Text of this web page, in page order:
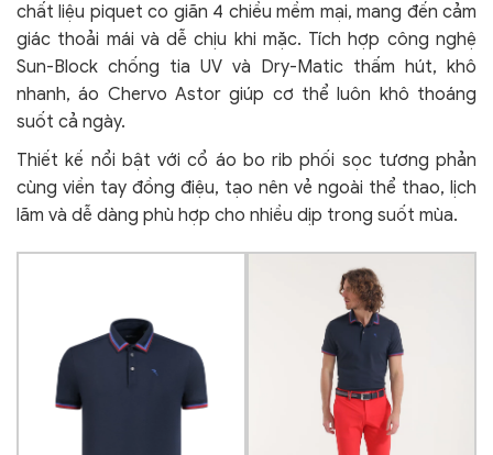
chất liệu piquet co giãn 4 chiều mềm mại, mang đến cảm
giác thoải mái và dễ chịu khi mặc. Tích hợp công nghệ
Sun-Block chống tia UV và Dry-Matic thấm hút, khô
nhanh, áo Chervo Astor giúp cơ thể luôn khô thoáng
suốt cả ngày.
Thiết kế nổi bật với cổ áo bo rib phối sọc tương phản
cùng viền tay đồng điệu, tạo nên vẻ ngoài thể thao, lịch
lãm và dễ dàng phù hợp cho nhiều dịp trong suốt mùa.